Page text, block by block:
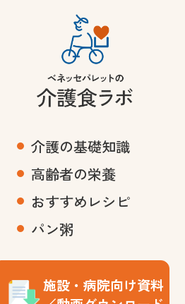
介護の基礎知識
高齢者の栄養
おすすめレシピ
パン粥
施設・病院向け資料